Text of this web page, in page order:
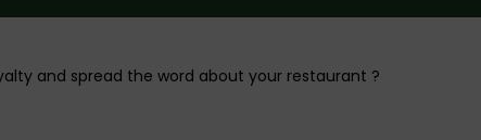
and spread the word about your restaurant ?